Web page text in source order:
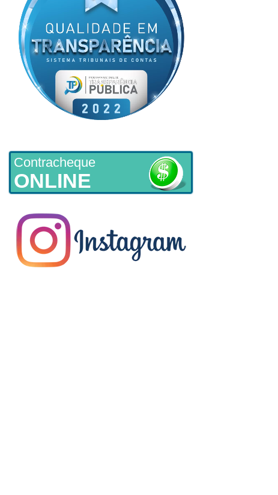
Contracheque
ONLINE